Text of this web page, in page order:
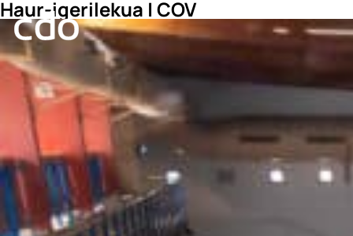
Haur-igerilekua | COV